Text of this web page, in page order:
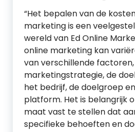
“Het bepalen van de
marketing is een
wereld van Ed Online
online marketing kan
van verschillende
marketingstrategie, de
het bedrijf, de doelgroep
platform. Het is belangrijk
maat vast te stellen dat
specifieke behoeften en